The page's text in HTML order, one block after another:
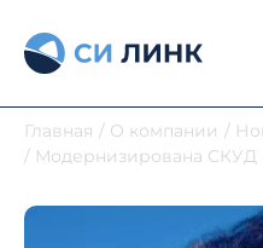
Главная / О компании /
/ Модернизирована